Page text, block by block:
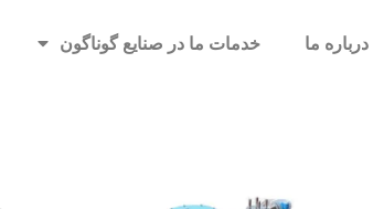
درباره ما خدمات ما در صنایع گوناگون